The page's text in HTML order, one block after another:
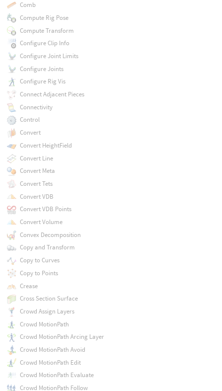
Comb
Compute Rig Pose
Compute Transform
Configure Clip Info
Configure Joint Limits
Configure Joints
Configure Rig Vis
Connect Adjacent Pieces
Connectivity
Control
Convert
Convert HeightField
Convert Line
Convert Meta
Convert Tets
Convert VDB
Convert VDB Points
Convert Volume
Convex Decomposition
Copy and Transform
Copy to Curves
Copy to Points
Crease
Cross Section Surface
Crowd Assign Layers
Crowd MotionPath
Crowd MotionPath Arcing Layer
Crowd MotionPath Avoid
Crowd MotionPath Edit
Crowd MotionPath Evaluate
Crowd MotionPath Follow